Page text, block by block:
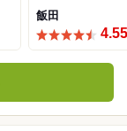
飯田
4.55